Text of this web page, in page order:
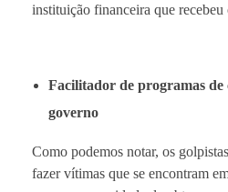
instituição financeira que recebeu
Facilitador de programas de
governo
Como podemos notar, os
fazer vítimas que se encontram